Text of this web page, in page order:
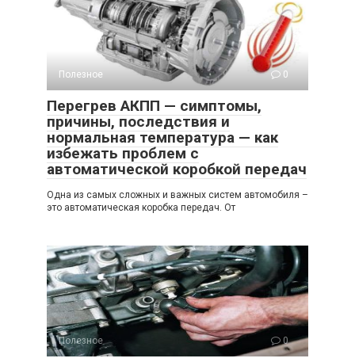
Полезное 0
Перегрев АКПП — симптомы,
причины, последствия и
нормальная температура — как
избежать проблем с
автоматической коробкой передач
Одна из самых сложных и важных систем автомобиля –
это автоматическая коробка передач. От
Полезное 0